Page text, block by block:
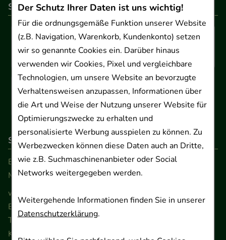
Der Schutz Ihrer Daten ist uns wichtig!
Für die ordnungsgemäße Funktion unserer Website
(z.B. Navigation, Warenkorb, Kundenkonto) setzen
wir so genannte Cookies ein. Darüber hinaus
verwenden wir Cookies, Pixel und vergleichbare
Technologien, um unsere Website an bevorzugte
Verhaltensweisen anzupassen, Informationen über
die Art und Weise der Nutzung unserer Website für
Optimierungszwecke zu erhalten und
personalisierte Werbung ausspielen zu können. Zu
Werbezwecken können diese Daten auch an Dritte,
wie z.B. Suchmaschinenanbieter oder Social
Networks weitergegeben werden.
Weitergehende Informationen finden Sie in unserer
Datenschutzerklärung.
So können Sie bezahlen
So erreichen Sie uns
Beratung und Kundenservice:
Montag - Freitag von 9.00 bis 17.00 Uhr
www.ApoSalis.de
Ernst-August-Platz 2 · 30159 Hannover
Telefon 0511 89 71 80 0 · Fax 0511 89 71 80 11
Kontaktformular